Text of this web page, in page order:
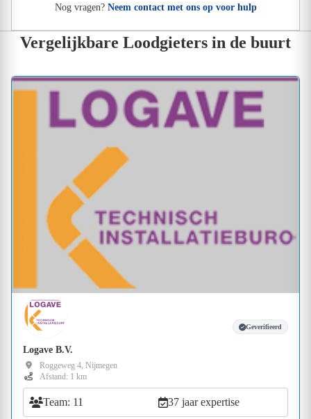
Nog vragen? Neem contact met ons op voor hulp
Vergelijkbare Loodgieters in de buurt
Geverifieerd
Logave B.V.
Roggeweg 4, Nijmegen
Afstand: 1 km
Team: 11 37 jaar expertise